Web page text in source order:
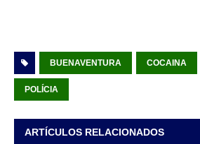
BUENAVENTURA COCAINA
POLÍCIA
ARTÍCULOS RELACIONADOS